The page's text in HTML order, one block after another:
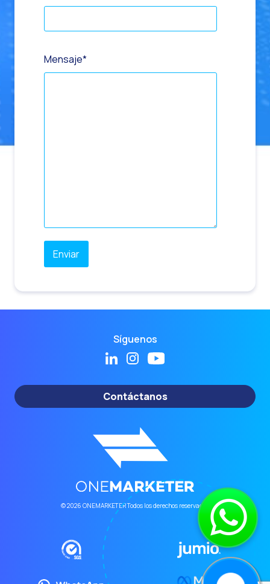
Mensaje*
Síguenos
Contáctanos
© 2026 ONEMARKETER Todos los derechos reservados